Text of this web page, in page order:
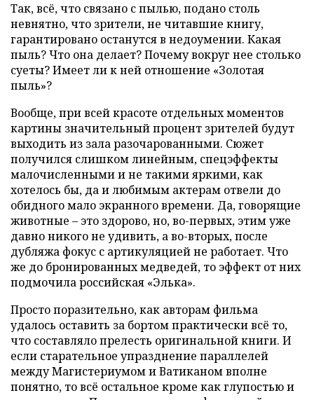
Так, всё, что связано с пылью, подано столь
невнятно, что зрители, не читавшие книгу,
гарантировано останутся в недоумении. Какая
пыль? Что она делает? Почему вокруг нее столько
суеты? Имеет ли к ней отношение «Золотая
пыль»?
Вообще, при всей красоте отдельных моментов
картины значительный процент зрителей будут
выходить из зала разочарованными. Сюжет
получился слишком линейным, спецэффекты
малочисленными и не такими яркими, как
хотелось бы, да и любимым актерам отвели до
обидного мало экранного времени. Да, говорящие
животные – это здорово, но, во-первых, этим уже
давно никого не удивить, а во-вторых, после
дубляжа фокус с артикуляцией не работает. Что
же до бронированных медведей, то эффект от них
подмочила российская «Элька».
Просто поразительно, как авторам фильма
удалось оставить за бортом практически всё то,
что составляло прелесть оригинальной книги. И
если старательное упразднение параллелей
между Магистериумом и Ватиканом вполне
понятно, то всё остальное кроме как глупостью и